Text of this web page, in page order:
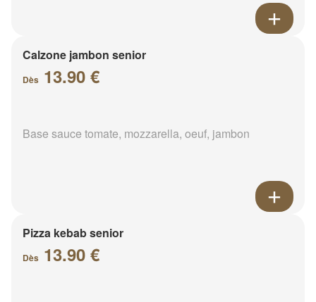
Calzone jambon senior
Dès 13.90 €
Base sauce tomate, mozzarella, oeuf, jambon
Pizza kebab senior
Dès 13.90 €